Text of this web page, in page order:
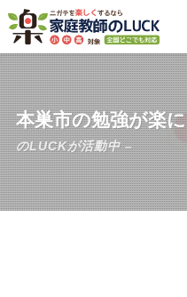
本巣市の勉強が楽
のLUCKが活動中 –